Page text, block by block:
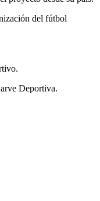
del fútbol
Deportiva.